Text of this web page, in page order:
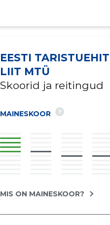
EESTI
LIIT MTÜ
Skoorid ja reitingud
MAINESKOOR ?
MIS ON MAINESKOOR?